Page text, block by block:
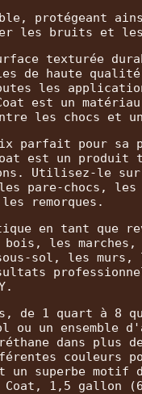
protégeant
les bruits et
texturée
de haute
les
Coat est un
les chocs et
parfait pour sa
Coat est un
Utilisez-le sur
pare-chocs, les
remorques.
en tant que
les
sol, les
1 quart à 8
un ensemble
dans plus
couleurs
superbe motif
Coat, 1,5 gallon